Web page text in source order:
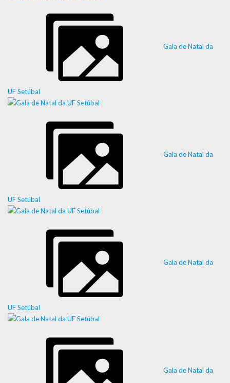
Gala de Natal da
UF Setúbal
Gala de Natal da
UF Setúbal
Gala de Natal da
UF Setúbal
Gala de Natal da